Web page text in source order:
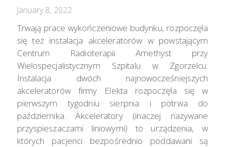
January 8, 2022
Trwają prace wykończeniowe budynku, rozpoczęła
się też instalacja akceleratorów w powstającym
Centrum Radioterapii Amethyst przy
Wielospecjalistycznym Szpitalu w Zgorzelcu.
Instalacja dwóch najnowocześniejszych
akceleratorów firmy Elekta rozpoczęła się w
pierwszym tygodniu sierpnia i potrwa do
października. Akceleratory (inaczej nazywane
przyspieszaczami liniowymi) to urządzenia, w
których pacjenci bezpośrednio poddawani są